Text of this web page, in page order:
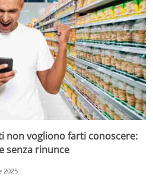
non vogliono farti conoscere:
senza rinunce
2025